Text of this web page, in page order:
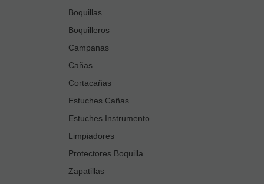
Boquillas
Boquilleros
Campanas
Cañas
Cortacañas
Estuches Cañas
Estuches Instrumento
Limpiadores
Protectores Boquilla
Zapatillas